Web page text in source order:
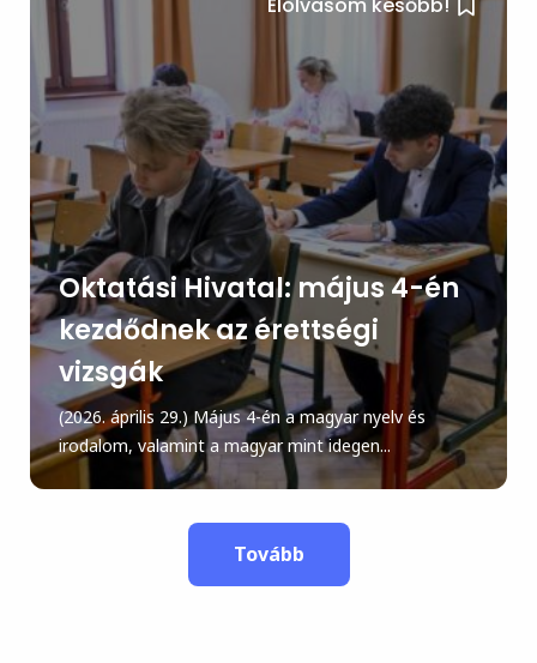
Oktatási Hivatal: május 4-én
kezdődnek az érettségi
vizsgák
(2026. április 29.) Május 4-én a magyar nyelv és
irodalom, valamint a magyar mint idegen...
Tovább